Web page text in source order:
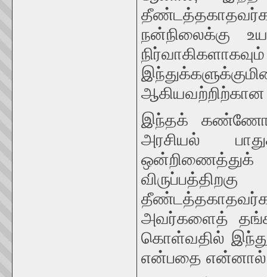
நன்நிலைக்கு
ஆகியவற்றிற்கான
இந்தக்
அரசியல்
அவர்களைத்
கொள்வதில்
என்பதை என்னால்